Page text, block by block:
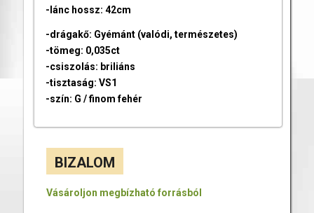
-lánc hossz: 42cm
-drágakő: Gyémánt (valódi, természetes)
-tömeg: 0,035ct
-csiszolás: briliáns
-tisztaság: VS1
-szín: G / finom fehér
BIZALOM
Vásároljon megbízható forrásból